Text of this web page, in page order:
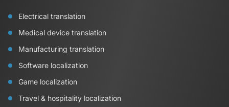
Electrical translation
Medical device translation
Manufacturing translation
Software localization
Game localization
Travel & hospitality localization